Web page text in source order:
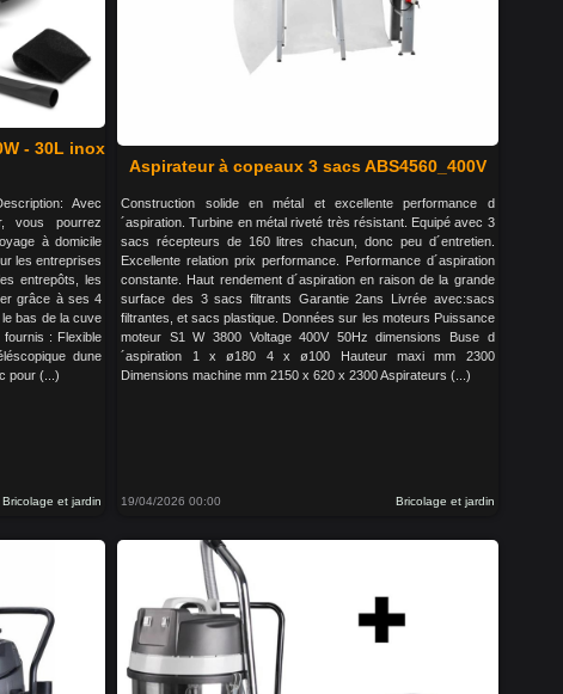
- 30L inox
Avec
vous pourrez
à domicile
les entreprises
entrepôts, les
grâce à ses 4
bas de la cuve
fournis : Flexible
dune
pour (...)
Bricolage et jardin
Aspirateur à copeaux 3 sacs ABS4560_400V
Construction solide en métal et excellente performance d
´aspiration. Turbine en métal riveté très résistant. Equipé avec 3
sacs récepteurs de 160 litres chacun, donc peu d´entretien.
Excellente relation prix performance. Performance d´aspiration
constante. Haut rendement d´aspiration en raison de la grande
surface des 3 sacs filtrants Garantie 2ans Livrée avec:sacs
filtrantes, et sacs plastique. Données sur les moteurs Puissance
moteur S1 W 3800 Voltage 400V 50Hz dimensions Buse d
´aspiration 1 x ø180 4 x ø100 Hauteur maxi mm 2300
Dimensions machine mm 2150 x 620 x 2300 Aspirateurs (...)
19/04/2026 00:00 Bricolage et jardin